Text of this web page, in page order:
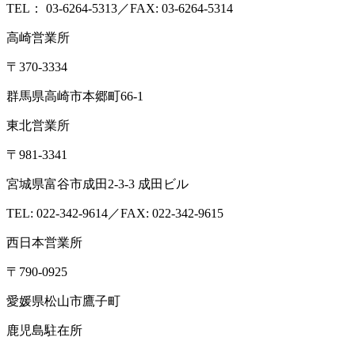
TEL： 03-6264-5313／FAX: 03-6264-5314
高崎営業所
〒370-3334
群馬県高崎市本郷町66-1
東北営業所
〒981-3341
宮城県富谷市成田2-3-3 成田ビル
TEL: 022-342-9614／FAX: 022-342-9615
西日本営業所
〒790-0925
愛媛県松山市鷹子町
鹿児島駐在所